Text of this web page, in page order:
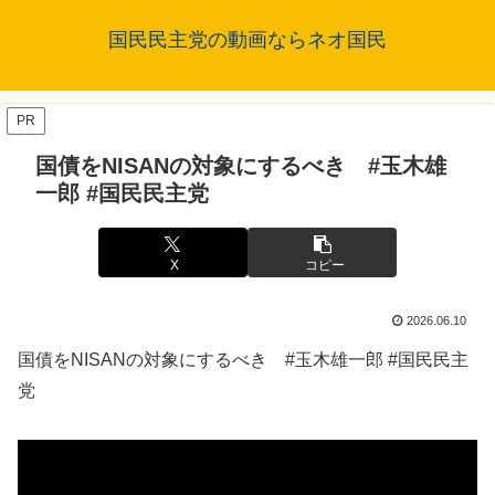
国民民主党の動画ならネオ国民
PR
国債をNISANの対象にするべき #玉木雄
一郎 #国民民主党
X コピー
2026.06.10
国債をNISANの対象にするべき #玉木雄一郎 #国民民主
党